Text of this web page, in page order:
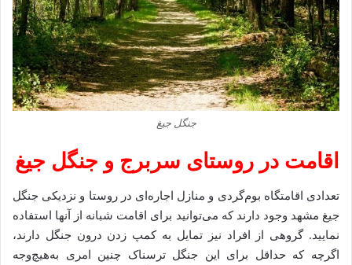
جنگل جیغ
اقامت در روستای سربرج و جنگل جیغ
تعدادی اقامتگاه بوم‌گردی و منازل اجاره‌ای در روستا و نزدیکی جنگل
جیغ مشهد وجود دارند که می‌توانید برای اقامت شبانه از آنها استفاده
نمایید. گروهی از افراد نیز تمایل به کمپ زدن درون جنگل دارند،
اگرچه که حداقل برای این جنگل ترسناک چنین امری به‌هیچ‌وجه